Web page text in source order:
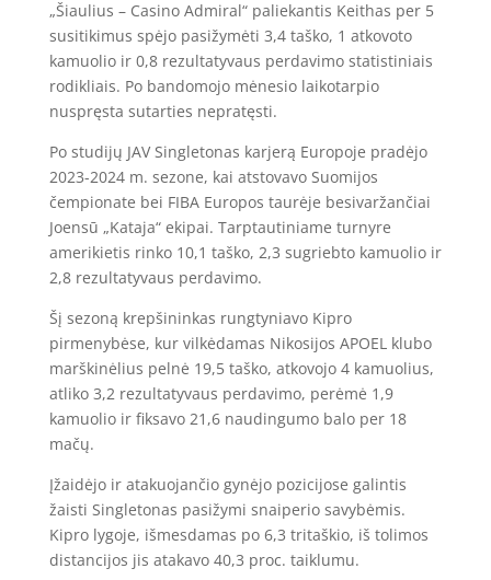
„Šiaulius – Casino Admiral“ paliekantis Keithas per 5
susitikimus spėjo pasižymėti 3,4 taško, 1 atkovoto
kamuolio ir 0,8 rezultatyvaus perdavimo statistiniais
rodikliais. Po bandomojo mėnesio laikotarpio
nuspręsta sutarties nepratęsti.
Po studijų JAV Singletonas karjerą Europoje pradėjo
2023-2024 m. sezone, kai atstovavo Suomijos
čempionate bei FIBA Europos taurėje besivaržančiai
Joensū „Kataja“ ekipai. Tarptautiniame turnyre
amerikietis rinko 10,1 taško, 2,3 sugriebto kamuolio ir
2,8 rezultatyvaus perdavimo.
Šį sezoną krepšininkas rungtyniavo Kipro
pirmenybėse, kur vilkėdamas Nikosijos APOEL klubo
marškinėlius pelnė 19,5 taško, atkovojo 4 kamuolius,
atliko 3,2 rezultatyvaus perdavimo, perėmė 1,9
kamuolio ir fiksavo 21,6 naudingumo balo per 18
mačų.
Įžaidėjo ir atakuojančio gynėjo pozicijose galintis
žaisti Singletonas pasižymi snaiperio savybėmis.
Kipro lygoje, išmesdamas po 6,3 tritaškio, iš tolimos
distancijos jis atakavo 40,3 proc. taiklumu.